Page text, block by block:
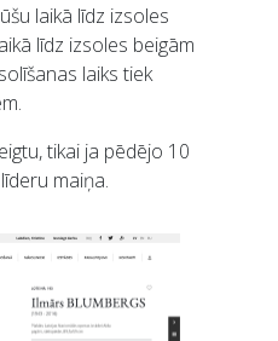
laikā līdz izsoles
līdz izsoles beigām
laiks tiek
tikai ja pēdējo 10
maiņa.